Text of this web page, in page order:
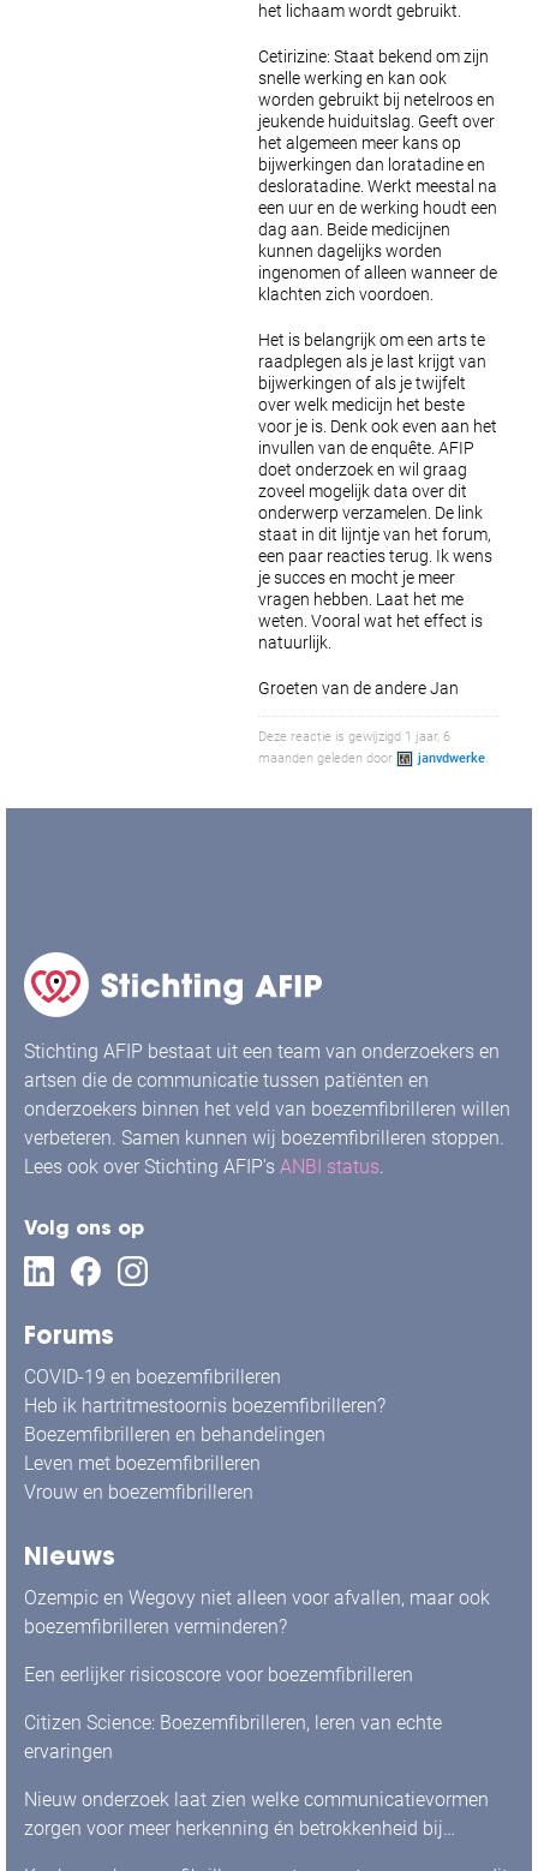
het lichaam wordt gebruikt.
Cetirizine: Staat bekend om zijn
snelle werking en kan ook
worden gebruikt bij netelroos en
jeukende huiduitslag. Geeft over
het algemeen meer kans op
bijwerkingen dan loratadine en
desloratadine. Werkt meestal na
een uur en de werking houdt een
dag aan. Beide medicijnen
kunnen dagelijks worden
ingenomen of alleen wanneer de
klachten zich voordoen.
Het is belangrijk om een arts te
raadplegen als je last krijgt van
bijwerkingen of als je twijfelt
over welk medicijn het beste
voor je is. Denk ook even aan het
invullen van de enquête. AFIP
doet onderzoek en wil graag
zoveel mogelijk data over dit
onderwerp verzamelen. De link
staat in dit lijntje van het forum,
een paar reacties terug. Ik wens
je succes en mocht je meer
vragen hebben. Laat het me
weten. Vooral wat het effect is
natuurlijk.
Groeten van de andere Jan
Deze reactie is gewijzigd 1 jaar, 6
maanden geleden door
janvdwerke.
Stichting AFIP bestaat uit een team van onderzoekers en
artsen die de communicatie tussen patiënten en
onderzoekers binnen het veld van boezemfibrilleren willen
verbeteren. Samen kunnen wij boezemfibrilleren stoppen.
Lees ook over Stichting AFIP's ANBI status.
Volg ons op
Forums
COVID-19 en boezemfibrilleren
Heb ik hartritmestoornis boezemfibrilleren?
Boezemfibrilleren en behandelingen
Leven met boezemfibrilleren
Vrouw en boezemfibrilleren
Nieuws
Ozempic en Wegovy niet alleen voor afvallen, maar ook
boezemfibrilleren verminderen?
Een eerlijker risicoscore voor boezemfibrilleren
Citizen Science: Boezemfibrilleren, leren van echte
ervaringen
Nieuw onderzoek laat zien welke communicatievormen
zorgen voor meer herkenning én betrokkenheid bij